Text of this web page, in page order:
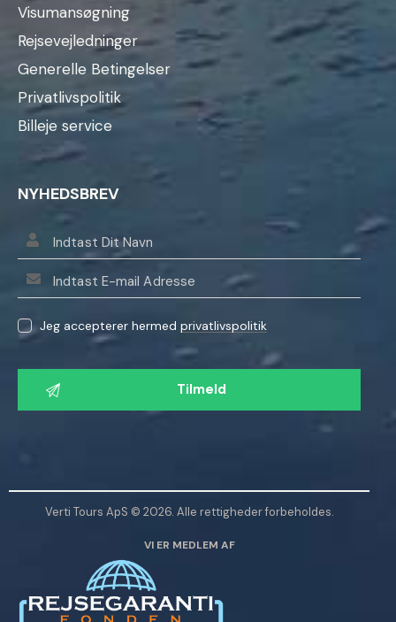
Visumansøgning
Rejsevejledninger
Generelle Betingelser
Privatlivspolitik
Billeje service
NYHEDSBREV
Jeg accepterer hermedprivatlivspolitik
L
d
Verti Tours ApS © 2026. Alle rettigheder forbeholdes.
VI ER MEDLEM AF